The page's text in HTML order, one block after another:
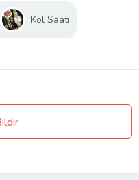
Kol Saati